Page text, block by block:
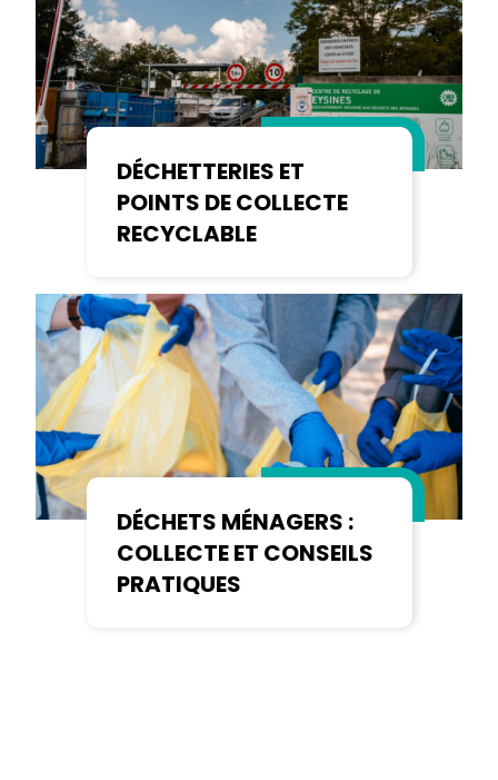
DÉCHETTERIES ET
POINTS DE COLLECTE
RECYCLABLE
DÉCHETS MÉNAGERS :
COLLECTE ET CONSEILS
PRATIQUES